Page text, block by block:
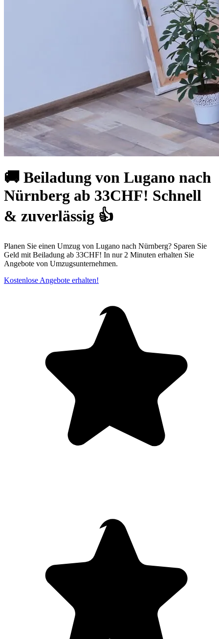
🚚 Beiladung von Lugano nach
Nürnberg ab 33CHF! Schnell
& zuverlässig 👍
Planen Sie einen Umzug von Lugano nach Nürnberg? Sparen Sie
Geld mit Beiladung ab 33CHF! In nur 2 Minuten erhalten Sie
Angebote von Umzugsunternehmen.
Kostenlose Angebote erhalten!